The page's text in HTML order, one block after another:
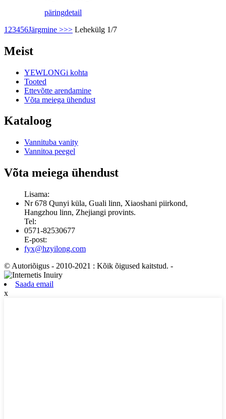
päringdetail
1 23456Järgmine >>> Lehekülg 1/7
Meist
YEWLONGi kohta
Tooted
Ettevõtte arendamine
Võta meiega ühendust
Kataloog
Vannituba vanity
Vannitoa peegel
Võta meiega ühendust
Lisama:
Nr 678 Qunyi küla, Guali linn, Xiaoshani piirkond,
Hangzhou linn, Zhejiangi provints.
Tel:
0571-82530677
E-post:
fyx@hzyilong.com
© Autoriõigus - 2010-2021 : Kõik õigused kaitstud. -
Saada email
x